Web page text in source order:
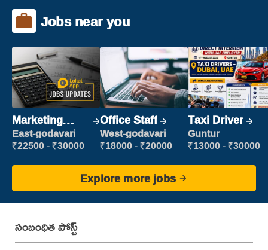
Jobs near you
Marketing
Executive
East-godavari
₹22500 - ₹30000
Office Staff
West-godavari
₹18000 - ₹20000
Taxi Driver
Guntur
₹13000 - ₹30000
Explore more jobs
సంబంధిత పోస్ట్